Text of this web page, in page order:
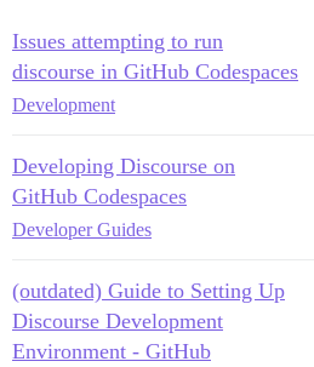
Issues attempting to run
discourse in GitHub Codespaces
Development
Developing Discourse on
GitHub Codespaces
Developer Guides
(outdated) Guide to Setting Up
Discourse Development
Environment - GitHub